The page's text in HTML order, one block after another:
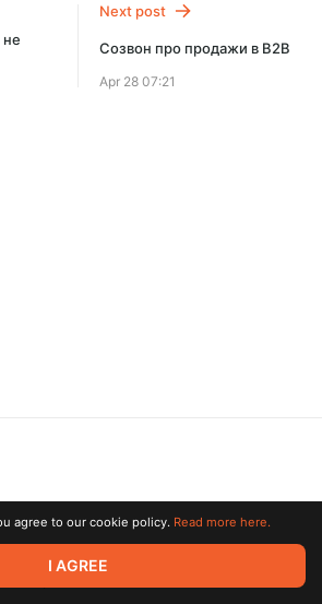
не
о
Next post
Созвон про продажи в B2B
Apr 28 07:21
Limited. All rights reserved. All trademarks
respective owners.
agree to our cookie policy. Read more here.
I AGREE